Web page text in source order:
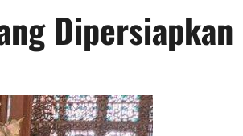
Dipersiapkan